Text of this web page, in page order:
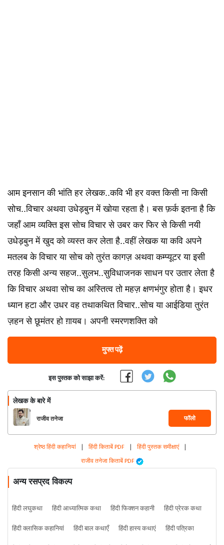
आम इनसान की भांति हर लेखक..कवि भी हर वक्त किसी ना किसी
सोच..विचार अथवा उधेड़बुन में खोया रहता है। बस फ़र्क इतना है कि
जहाँ आम व्यक्ति इस सोच विचार से उबर कर फिर से किसी नयी
उधेड़बुन में खुद को व्यस्त कर लेता है..वहीं लेखक या कवि अपने
मतलब के विचार या सोच को तुरंत कागज़ अथवा कम्प्यूटर या इसी
तरह किसी अन्य सहज..सुलभ..सुविधाजनक साधन पर उतार लेता है
कि विचार अथवा सोच का अस्तित्व तो महज़ क्षणभंगुर होता है। इधर
ध्यान हटा और उधर वह तथाकथित विचार..सोच या आईडिया तुरंत
ज़हन से छूमंतर हो ग़ायब। अपनी स्मरणशक्ति को
मुफ्त पढ़ें
इस पुस्तक को साझा करें:
लेखक के बारे में
राजीव तनेजा फॉलो
श्रेष्ठ हिंदी कहानियां | हिंदी किताबें PDF | हिंदी पुस्तक समीक्षाएं |
राजीव तनेजा किताबें PDF
अन्य रसप्रद विकल्प
हिंदी लघुकथा हिंदी आध्यात्मिक कथा हिंदी फिक्शन कहानी
हिंदी प्रेरक कथा
हिंदी क्लासिक कहानियां
हिंदी बाल कथाएँ हिंदी हास्य कथाएं
हिंदी पत्रिका